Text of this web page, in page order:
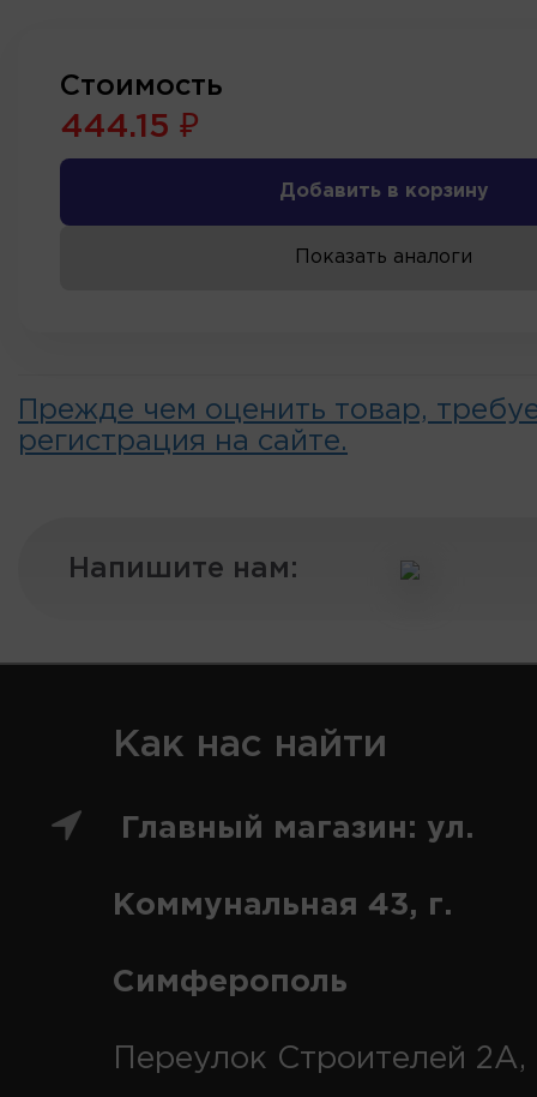
Стоимость
444.15 ₽
Добавить в корзину
Показать аналоги
Прежде чем оценить товар,
регистрация на сайте.
Напишите нам:
Как нас найти
Главный магазин: ул.
Коммунальная 43, г.
Симферополь
Переулок Строителей 2А,